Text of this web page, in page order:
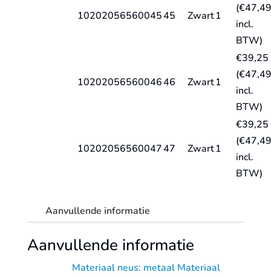
1020205656004545 Zwart1
(€47,49
incl.
BTW)
1020205656004646 Zwart1
€39,25
(€47,49
incl.
BTW)
1020205656004747 Zwart1
€39,25
(€47,49
incl.
BTW)
Aanvullende informatie
Aanvullende informatie
Materiaal neus: metaal Materiaal